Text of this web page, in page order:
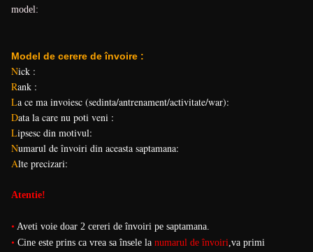
model:
Model de cerere de învoire :
Nick :
Rank :
La ce ma invoiesc (sedinta/antrenament/activitate/war):
Data la care nu poti veni :
Lipsesc din motivul:
Numarul de învoiri din aceasta saptamana:
Alte precizari:
Atentie!
• Aveti voie doar 2 cereri de învoiri pe saptamana.
• Cine este prins ca vrea sa însele la numarul de învoiri ,va primi